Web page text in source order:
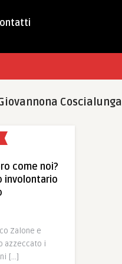
Coscialunga
come noi?
involontario
Zalone e
azzeccato i
[…]